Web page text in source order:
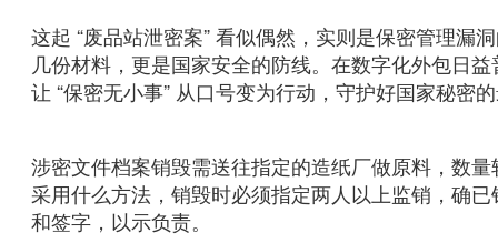
这起 “废品站泄密案” 看似偶然，实则是保密管理漏
几份材料，更是国家安全的防线。在数字化外包日
让 “保密无小事” 从口号变为行动，守护好国家秘密
涉密文件档案销毁需送往指定的造纸厂做原料，数
采用什么方法，销毁时必须指定两人以上监销，确
和签字，以示负责。